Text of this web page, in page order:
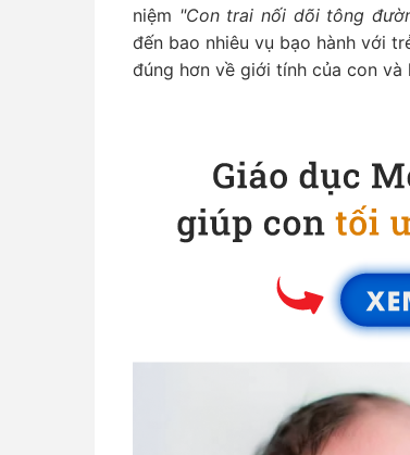
niệm "Con trai nối dõi tông
đến bao nhiêu vụ bạo hành với
đúng hơn về giới tính của con